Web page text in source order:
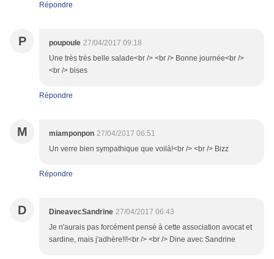
Répondre
P poupoule 27/04/2017 09:18
Une très très belle salade<br /> <br /> Bonne journée<br />
<br /> bises
Répondre
M miamponpon 27/04/2017 06:51
Un verre bien sympathique que voilà!<br /> <br /> Bizz
Répondre
D DineavecSandrine 27/04/2017 06:43
Je n'aurais pas forcément pensé à cette association avocat et
sardine, mais j'adhère!!!<br /> <br /> Dine avec Sandrine